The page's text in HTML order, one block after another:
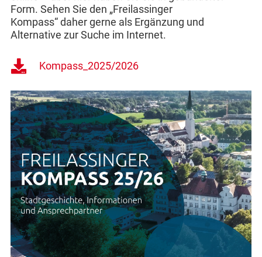
Form. Sehen Sie den „Freilassinger
Kompass“ daher gerne als Ergänzung und
Alternative zur Suche im Internet.
Kompass_2025/2026